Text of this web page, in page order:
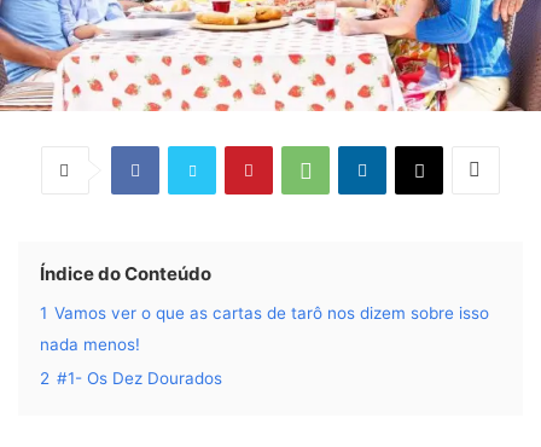
Índice do Conteúdo
1 Vamos ver o que as cartas de tarô nos dizem sobre isso
nada menos!
2 #1- Os Dez Dourados